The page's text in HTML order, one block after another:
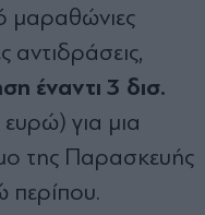
μαραθώνιες
αντιδράσεις,
έναντι 3 δισ.
ευρώ) για μια
της Παρασκευής
περίπου.